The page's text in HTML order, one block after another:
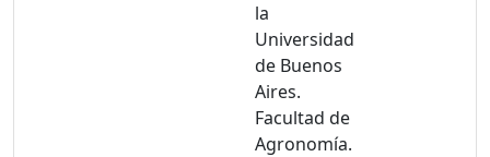
la
Universidad
de Buenos
Aires.
Facultad de
Agronomía.